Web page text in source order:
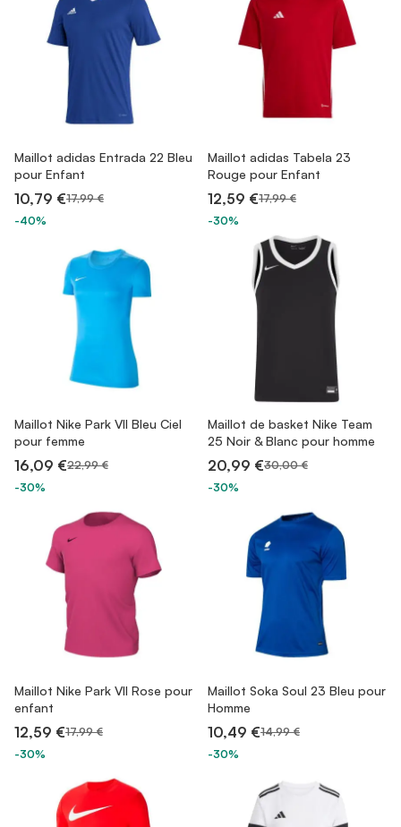
Maillot adidas Entrada 22 Bleu
pour Enfant
10,79 €17,99 €
-40%
Maillot adidas Tabela 23
Rouge pour Enfant
12,59 €17,99 €
-30%
Maillot Nike Park VII Bleu Ciel
pour femme
16,09 €22,99 €
-30%
Maillot de basket Nike Team
25 Noir & Blanc pour homme
20,99 €30,00 €
-30%
Maillot Nike Park VII Rose pour
enfant
12,59 €17,99 €
-30%
Maillot Soka Soul 23 Bleu pour
Homme
10,49 €14,99 €
-30%